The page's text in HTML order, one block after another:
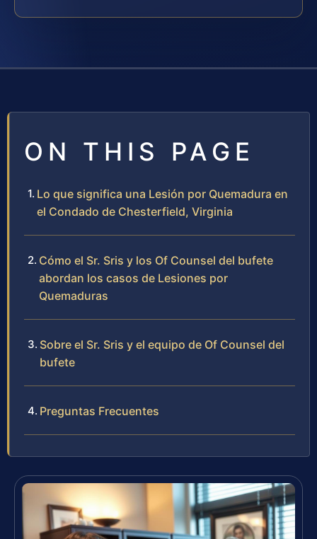
ON THIS PAGE
Lo que significa una Lesión por Quemadura en
el Condado de Chesterfield, Virginia
Cómo el Sr. Sris y los Of Counsel del bufete
abordan los casos de Lesiones por
Quemaduras
Sobre el Sr. Sris y el equipo de Of Counsel del
bufete
Preguntas Frecuentes